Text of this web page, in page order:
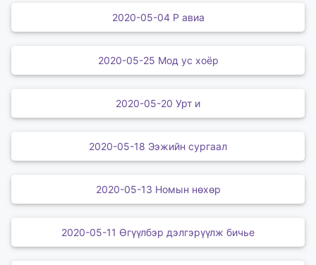
2020-05-04 Р авиа
2020-05-25 Мод ус хоёр
2020-05-20 Урт и
2020-05-18 Ээжийн сургаал
2020-05-13 Номын нөхөр
2020-05-11 Өгүүлбэр дэлгэрүүлж бичье